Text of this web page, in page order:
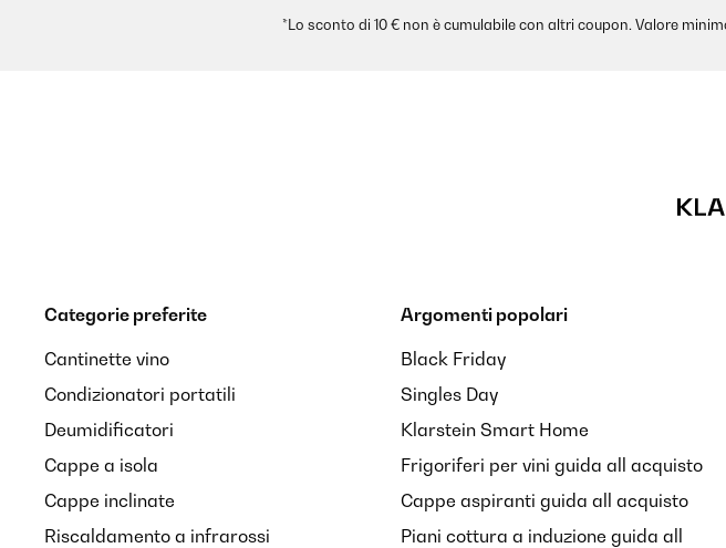
*Lo sconto di 10 € non è cumulabile con altri coupon. Valore
Categorie preferite
Cantinette vino
Condizionatori portatili
Deumidificatori
Cappe a isola
Cappe inclinate
Riscaldamento a infrarossi
Argomenti popolari
Black Friday
Singles Day
Klarstein Smart Home
Frigoriferi per vini guida all acquisto
Cappe aspiranti guida all acquisto
Piani cottura a induzione guida all